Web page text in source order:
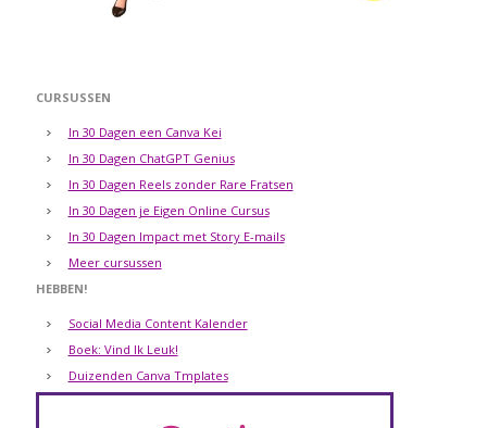
CURSUSSEN
In 30 Dagen een Canva Kei
In 30 Dagen ChatGPT Genius
In 30 Dagen Reels zonder Rare Fratsen
In 30 Dagen je Eigen Online Cursus
In 30 Dagen Impact met Story E-mails
Meer cursussen
HEBBEN!
Social Media Content Kalender
Boek: Vind Ik Leuk!
Duizenden Canva Tmplates